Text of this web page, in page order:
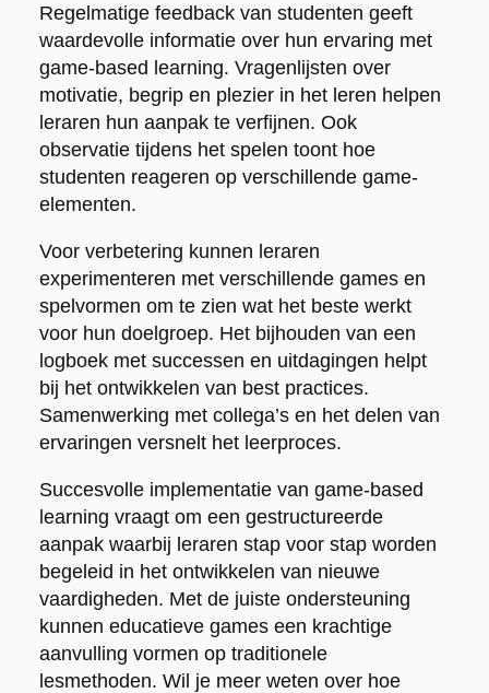
Regelmatige feedback van studenten geeft
waardevolle informatie over hun ervaring met
game-based learning. Vragenlijsten over
motivatie, begrip en plezier in het leren helpen
leraren hun aanpak te verfijnen. Ook
observatie tijdens het spelen toont hoe
studenten reageren op verschillende game-
elementen.
Voor verbetering kunnen leraren
experimenteren met verschillende games en
spelvormen om te zien wat het beste werkt
voor hun doelgroep. Het bijhouden van een
logboek met successen en uitdagingen helpt
bij het ontwikkelen van best practices.
Samenwerking met collega’s en het delen van
ervaringen versnelt het leerproces.
Succesvolle implementatie van game-based
learning vraagt om een gestructureerde
aanpak waarbij leraren stap voor stap worden
begeleid in het ontwikkelen van nieuwe
vaardigheden. Met de juiste ondersteuning
kunnen educatieve games een krachtige
aanvulling vormen op traditionele
lesmethoden. Wil je meer weten over hoe